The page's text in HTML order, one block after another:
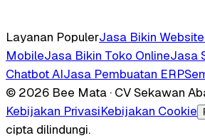
Layanan PopulerJasa Bikin Website
MobileJasa Bikin Toko OnlineJasa
Chatbot AIJasa Pembuatan ERP
© 2026 Bee Mata · CV Sekawan
Kebijakan PrivasiKebijakan Cookie
cipta dilindungi.